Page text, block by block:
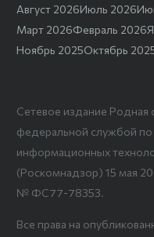
Август 2026Июль 2026
Март 2026Февраль 2026
Ноябрь 2025Октябрь
Сетевое издание Родная
федеральной службой по
информационных
(Роскомнадзор) 15 мая
№ ФС77-78353.
Все права на